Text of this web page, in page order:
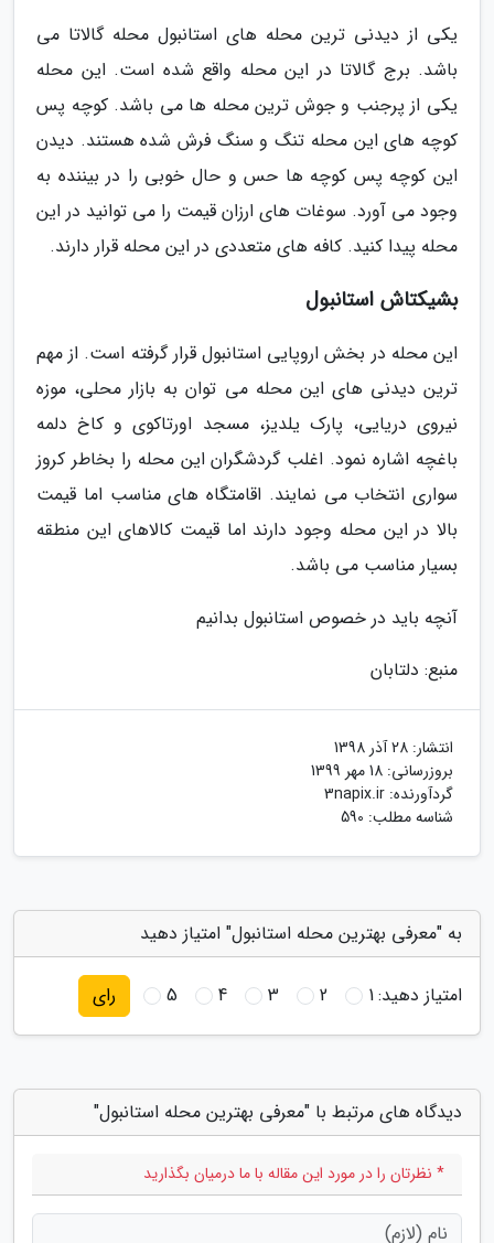
یکی از دیدنی ترین محله های استانبول محله گالاتا می
باشد. برج گالاتا در این محله واقع شده است. این محله
یکی از پرجنب و جوش ترین محله ها می باشد. کوچه پس
کوچه های این محله تنگ و سنگ فرش شده هستند. دیدن
این کوچه پس کوچه ها حس و حال خوبی را در بیننده به
وجود می آورد. سوغات های ارزان قیمت را می توانید در این
محله پیدا کنید. کافه های متعددی در این محله قرار دارند.
بشیکتاش استانبول
این محله در بخش اروپایی استانبول قرار گرفته است. از مهم
ترین دیدنی های این محله می توان به بازار محلی، موزه
نیروی دریایی، پارک یلدیز، مسجد اورتاکوی و کاخ دلمه
باغچه اشاره نمود. اغلب گردشگران این محله را بخاطر کروز
سواری انتخاب می نمایند. اقامتگاه های مناسب اما قیمت
بالا در این محله وجود دارند اما قیمت کالاهای این منطقه
بسیار مناسب می باشد.
آنچه باید در خصوص استانبول بدانیم
منبع: دلتابان
انتشار: 28 آذر 1398
بروزرسانی: 18 مهر 1399
گردآورنده: 3napix.ir
شناسه مطلب: 590
به "معرفی بهترین محله استانبول" امتیاز دهید
امتیاز دهید:1
2
3
4
5 رای
دیدگاه های مرتبط با "معرفی بهترین محله استانبول"
* نظرتان را در مورد این مقاله با ما درمیان بگذارید